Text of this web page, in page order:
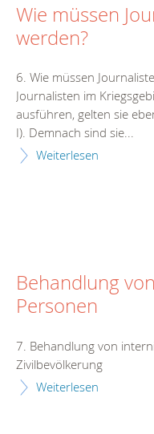
Wie müssen
werden?
6. Wie müssen
Journalisten im
ausführen, gelten sie
I). Demnach sind sie...
Weiterlesen
Behandlung
Personen
7. Behandlung von
Zivilbevölkerung
Weiterlesen